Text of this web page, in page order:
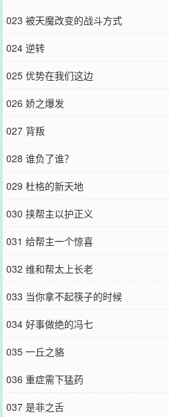
023 被天魔改变的战斗方式
024 逆转
025 优势在我们这边
026 娇之爆发
027 背叛
028 谁负了谁？
029 杜格的新天地
030 挟帮主以护正义
031 给帮主一个惊喜
032 维和帮太上长老
033 当你拿不起筷子的时候
034 好事做绝的冯七
035 一丘之貉
036 重症需下猛药
037 是非之舌